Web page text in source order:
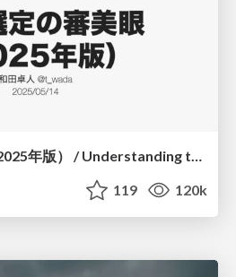
技術選定の審美眼（2025年版） / Understanding the Spiral of Technologies 2025 edition
119 120k